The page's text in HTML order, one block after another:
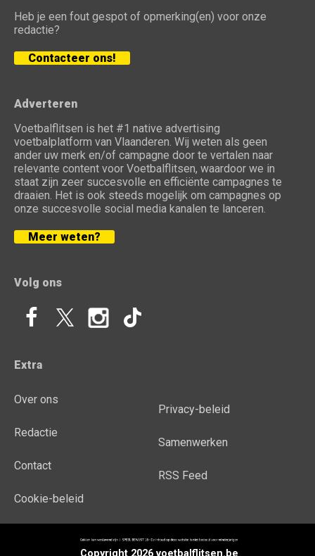
Heb je een fout gespot of opmerking(en) voor onze
redactie?
Contacteer ons!
Adverteren
Voetbalflitsen is het #1 native advertising
voetbalplatform van Vlaanderen. Wij weten als geen
ander uw merk en/of campagne door te vertalen naar
relevante content voor Voetbalflitsen, waardoor we in
staat zijn zeer succesvolle en efficiënte campagnes te
draaien. Het is ook steeds mogelijk om campagnes op
onze succesvolle social media kanalen te lanceren.
Meer weten?
Volg ons
Extra
Over ons
Redactie
Contact
Cookie-beleid
Privacy-beleid
Samenwerken
RSS Feed
Copyright 2026 voetbalflitsen.be